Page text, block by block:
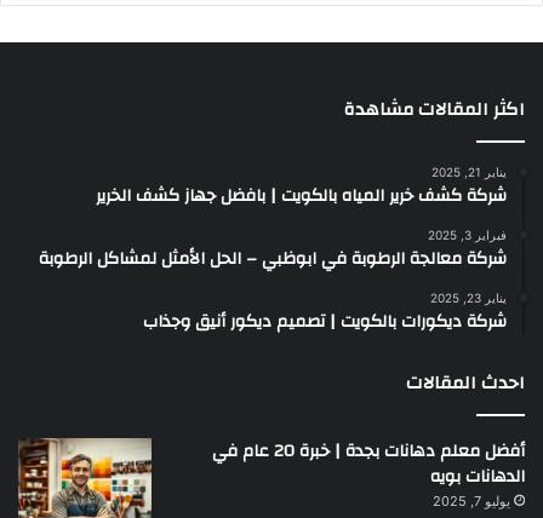
اكثر المقالات مشاهدة
يناير 21, 2025
شركة كشف خرير المياه بالكويت | بافضل جهاز كشف الخرير
فبراير 3, 2025
شركة معالجة الرطوبة في ابوظبي – الحل الأمثل لمشاكل الرطوبة
يناير 23, 2025
شركة ديكورات بالكويت | تصميم ديكور أنيق وجذاب
احدث المقالات
أفضل معلم دهانات بجدة | خبرة 20 عام في
الدهانات بويه
يوليو 7, 2025